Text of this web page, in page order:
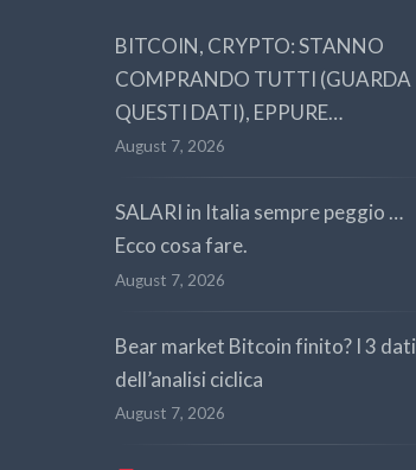
BITCOIN, CRYPTO: STANNO
COMPRANDO TUTTI (GUARDA
QUESTI DATI), EPPURE…
August 7, 2026
SALARI in Italia sempre peggio …
Ecco cosa fare.
August 7, 2026
Bear market Bitcoin finito? I 3 dati
dell’analisi ciclica
August 7, 2026